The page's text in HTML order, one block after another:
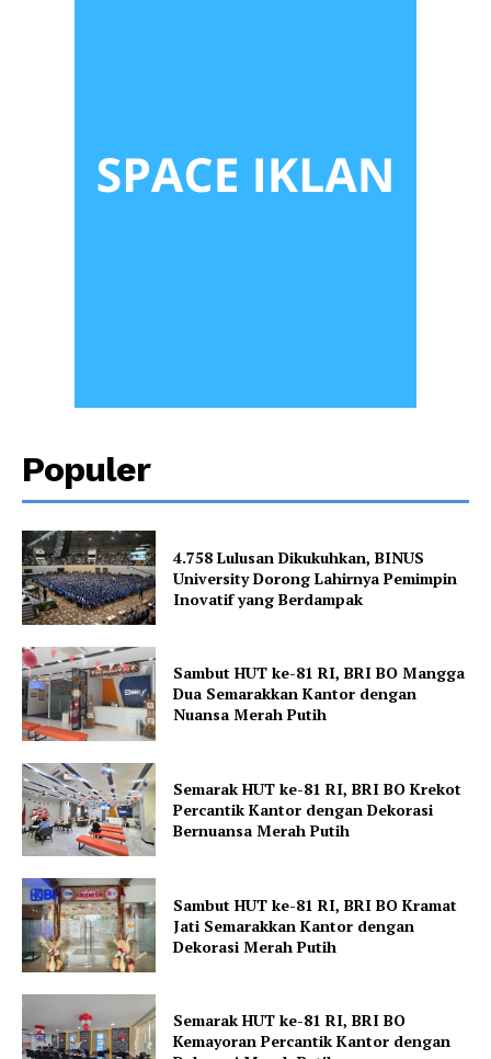
Populer
4.758 Lulusan Dikukuhkan, BINUS
University Dorong Lahirnya Pemimpin
Inovatif yang Berdampak
Sambut HUT ke-81 RI, BRI BO Mangga
Dua Semarakkan Kantor dengan
Nuansa Merah Putih
Semarak HUT ke-81 RI, BRI BO Krekot
Percantik Kantor dengan Dekorasi
Bernuansa Merah Putih
Sambut HUT ke-81 RI, BRI BO Kramat
Jati Semarakkan Kantor dengan
Dekorasi Merah Putih
Semarak HUT ke-81 RI, BRI BO
Kemayoran Percantik Kantor dengan